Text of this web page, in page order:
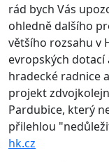
rád bych Vás
ohledně dalšího
většího rozsahu v
evropských
hradecké radnice
projekt
Pardubice, který
přilehlou
hk.cz